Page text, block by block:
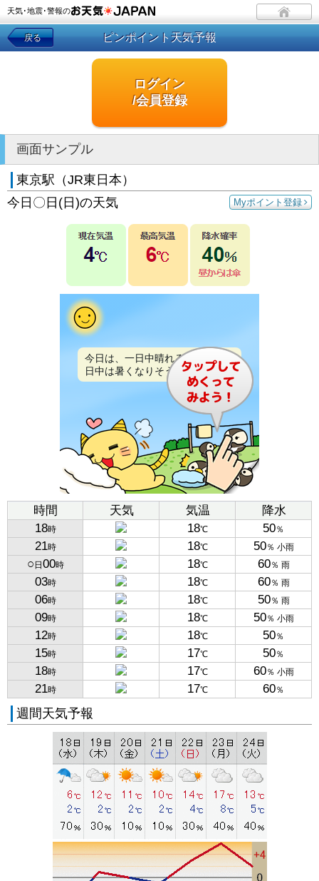
天気･地震･警報の
戻る ピンポイント天気予報
ログイン
/会員登録
画面サンプル
東京駅（JR東日本）
Myポイント登録
今日〇日(日)の天気
今日は、一日中晴れるでしょう。
日中は暑くなりそうです。
時間 天気 気温
降水
18時 18℃ 50％
21時 18℃ 50％ 小雨
○ 日 00時 18℃ 60％ 雨
03時 18℃ 60％ 雨
06時 18℃ 50％ 雨
09時 18℃ 50％ 小雨
12時 18℃ 50％
15時 17℃ 50％
18時 17℃ 60％ 小雨
21時 17℃ 60％
週間天気予報